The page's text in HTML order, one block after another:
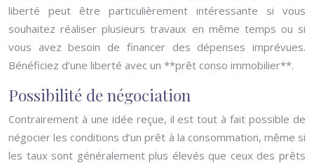
liberté peut être particulièrement intéressante si vous
souhaitez réaliser plusieurs travaux en même temps ou si
vous avez besoin de financer des dépenses imprévues.
Bénéficiez d’une liberté avec un **prêt conso immobilier**.
Possibilité de négociation
Contrairement à une idée reçue, il est tout à fait possible de
négocier les conditions d’un prêt à la consommation, même si
les taux sont généralement plus élevés que ceux des prêts